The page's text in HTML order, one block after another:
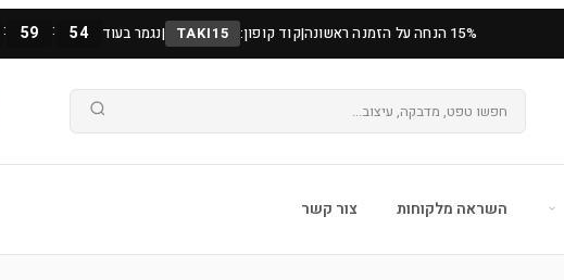
15% הנחה על הזמנה ראשונה |קוד קופון: TAKI15
|נגמר בעוד : 59 : 53
השראה מלקוחות צור קשר